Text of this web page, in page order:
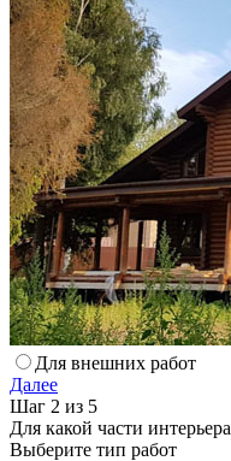
Для внешних работ
Далее
Шаг 2 из 5
Для какой части
Выберите тип работ